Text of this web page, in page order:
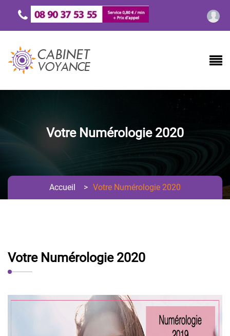
Votre Numérologie 2020
Accueil > Votre Numérologie 2020
Votre Numérologie 2020